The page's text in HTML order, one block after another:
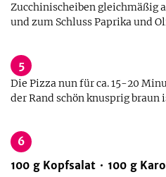
Zucchinischeiben gleichmäßig
und zum Schluss Paprika und
5
Die Pizza nun für ca. 15-20
der Rand schön knusprig braun
6
100 g Kopfsalat 100 g